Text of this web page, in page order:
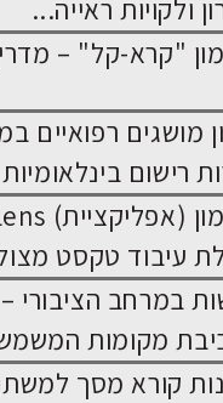
ולקויות ראייה...
"קרא-קל" –
מושגים רפואיים
רישום בינלאומיות
עיבוד טקסט
במרחב הציבורי
מקומות
קורא מסך